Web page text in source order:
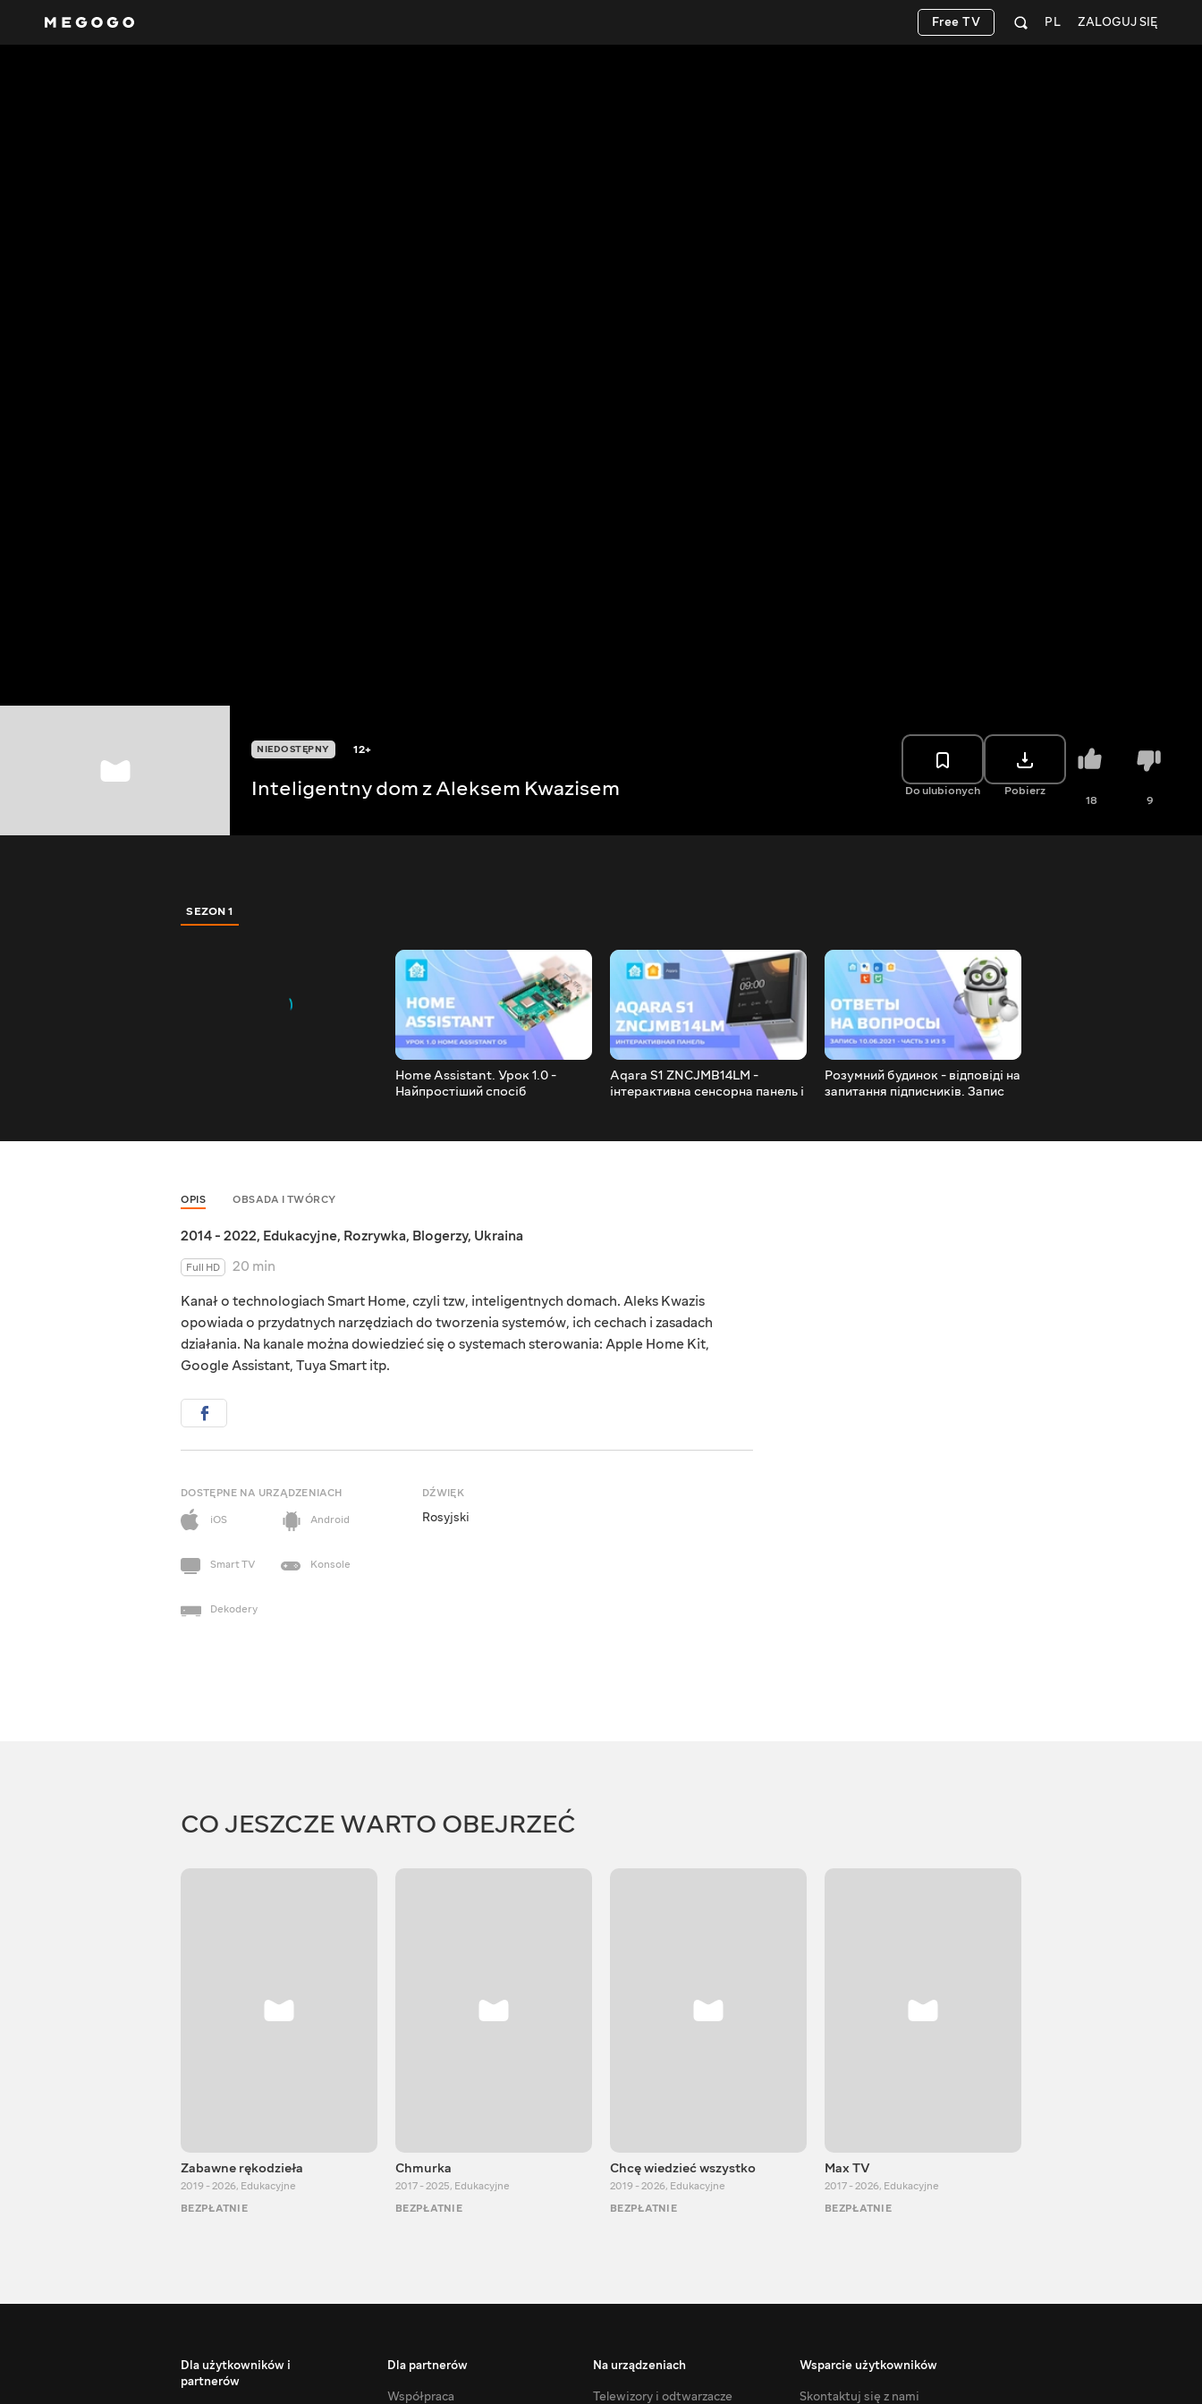
ZALOGUJ SIĘ
PL
Free TV
NIEDOSTĘPNY 12+
Inteligentny dom z Aleksem Kwazisem Do ulubionych Pobierz
18 9
SEZON 1
Home Assistant. Урок 1.0 -
Найпростіший спосіб
Aqara S1 ZNCJMB14LM -
інтерактивна сенсорна панель і
Розумний будинок - відповіді на
запитання підписників. Запис
OPIS OBSADA I TWÓRCY
2014 - 2022, Edukacyjne, Rozrywka, Blogerzy, Ukraina
Full HD
20 min
Kanał o technologiach Smart Home, czyli tzw, inteligentnych domach. Aleks Kwazis
opowiada o przydatnych narzędziach do tworzenia systemów, ich cechach i zasadach
działania. Na kanale można dowiedzieć się o systemach sterowania: Apple Home Kit,
Google Assistant, Tuya Smart itp.
DOSTĘPNE NA URZĄDZENIACH
iOS
Android
Smart TV Konsole
Dekodery
DŹWIĘK
Rosyjski
CO JESZCZE WARTO OBEJRZEĆ
Zabawne rękodzieła
2019 - 2026, Edukacyjne
BEZPŁATNIE
Chmurka
2017 - 2025, Edukacyjne
BEZPŁATNIE
Chcę wiedzieć wszystko
2019 - 2026, Edukacyjne
BEZPŁATNIE
Max TV
2017 - 2026, Edukacyjne
BEZPŁATNIE
Dla użytkowników i
partnerów
Dla partnerów
Współpraca
Na urządzeniach
Telewizory i odtwarzacze
Wsparcie użytkowników
Skontaktuj się z nami